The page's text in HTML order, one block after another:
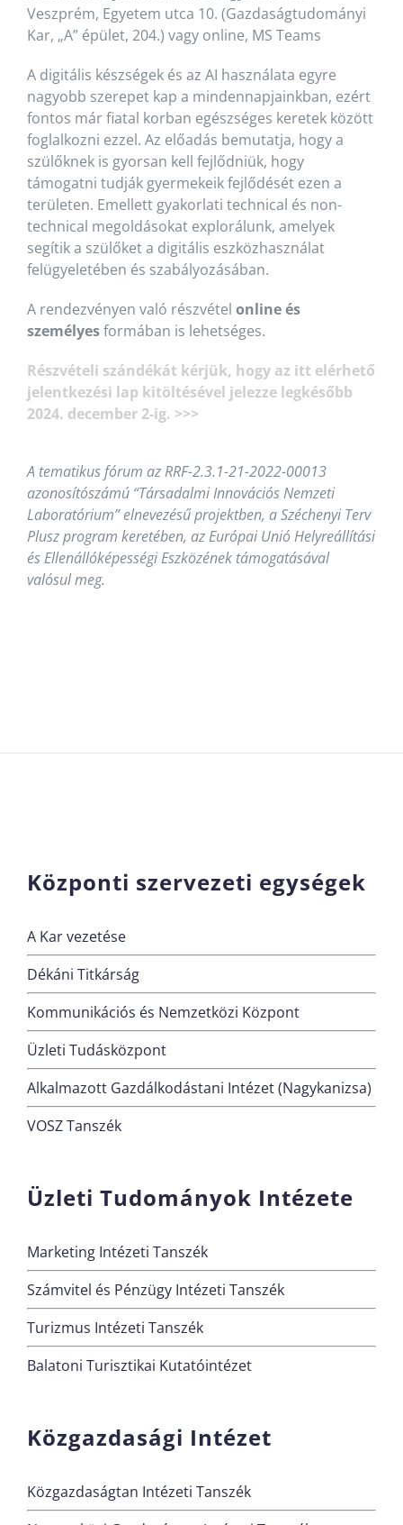
Veszprém, Egyetem utca 10. (Gazdaságtudományi
Kar, „A” épület, 204.) vagy online, MS Teams
A digitális készségek és az AI használata egyre
nagyobb szerepet kap a mindennapjainkban, ezért
fontos már fiatal korban egészséges keretek között
foglalkozni ezzel. Az előadás bemutatja, hogy a
szülőknek is gyorsan kell fejlődniük, hogy
támogatni tudják gyermekeik fejlődését ezen a
területen. Emellett gyakorlati technical és non-
technical megoldásokat explorálunk, amelyek
segítik a szülőket a digitális eszközhasználat
felügyeletében és szabályozásában.
A rendezvényen való részvétel online és
személyesformában is lehetséges.
Részvételi szándékát kérjük, hogy az itt elérhető
jelentkezési lap kitöltésével jelezze legkésőbb
2024. december 2-ig. >>>
A tematikus fórum az RRF-2.3.1-21-2022-00013
azonosítószámú “Társadalmi Innovációs Nemzeti
Laboratórium” elnevezésű projektben, a Széchenyi Terv
Plusz program keretében, az Európai Unió Helyreállítási
és Ellenállóképességi Eszközének támogatásával
valósul meg.
Központi szervezeti egységek
A Kar vezetése
Dékáni Titkárság
Kommunikációs és Nemzetközi Központ
Üzleti Tudásközpont
Alkalmazott Gazdálkodástani Intézet (Nagykanizsa)
VOSZ Tanszék
Üzleti Tudományok Intézete
Marketing Intézeti Tanszék
Számvitel és Pénzügy Intézeti Tanszék
Turizmus Intézeti Tanszék
Balatoni Turisztikai Kutatóintézet
Közgazdasági Intézet
Közgazdaságtan Intézeti Tanszék